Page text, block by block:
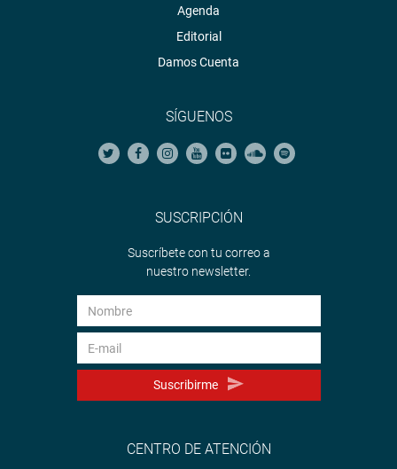
Agenda
Editorial
Damos Cuenta
SÍGUENOS
SUSCRIPCIÓN
Suscríbete con tu correo a
nuestro newsletter.
Suscribirme
CENTRO DE ATENCIÓN